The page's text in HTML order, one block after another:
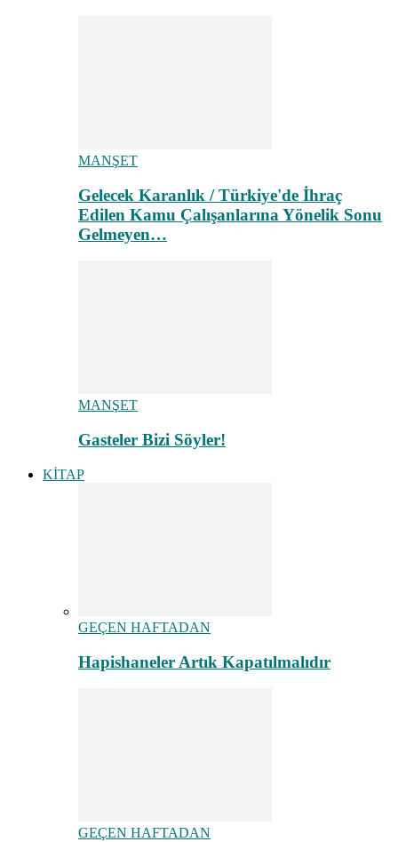
MANŞET
Gelecek Karanlık / Türkiye'de İhraç
Edilen Kamu Çalışanlarına Yönelik Sonu
Gelmeyen…
MANŞET
Gasteler Bizi Söyler!
KİTAP
GEÇEN HAFTADAN
Hapishaneler Artık Kapatılmalıdır
GEÇEN HAFTADAN